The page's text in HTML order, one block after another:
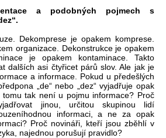
a podobných pojmech s
Dekomprese je opakem komprese.
organizace. Dekonstrukce je opakem
je opakem kontaminace. Takto
dalších asi čtyřicet párů slov. Ale jak je
a informace. Pokud u předešlých
„de“ nebo „dez“ vyjadřuje opak
tak není u pojmu informace? Proč
jinou, určitou skupinou lidí
informaci, a ne za opak
Proč novináři, kteří jsou zběhlí v
najednou porušují pravidlo?